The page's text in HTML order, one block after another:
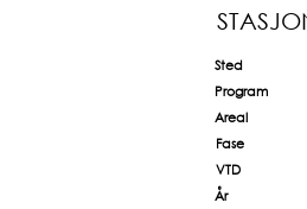
Sted
Program
Areal
Fase
VTD
År